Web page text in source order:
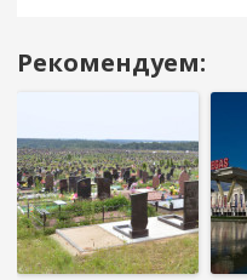
Навигация
Рекомендуем: